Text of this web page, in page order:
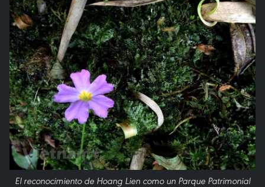
El reconocimiento de Hoang Lien como un Parque Patrimonial